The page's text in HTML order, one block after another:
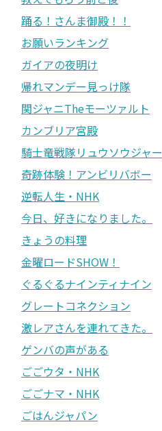
踊る！さんま御殿！！
お願いランキング
ガイアの夜明け
帰れマンデー見っけ隊
関ジャニTheモーツァルト
カンブリア宮殿
騎士竜戦隊リュウソウジャー
奇跡体験！アンビリバボー
逆転人生・NHK
今日、好きになりました。
きょうの料理
金曜ロードSHOW！
ぐるぐるナインティナイン
グレートコネクション
激レアさんを連れてきた。
ゲンバの声がある
ごごウタ・NHK
ごごナマ・NHK
ごはんジャパン